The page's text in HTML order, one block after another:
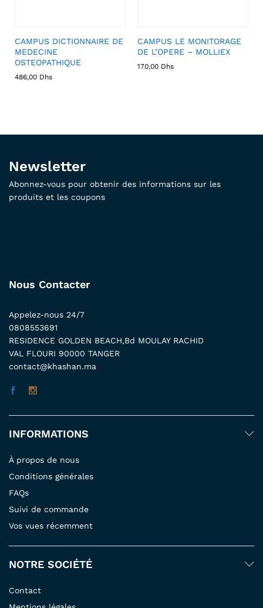
CAMPUS DICTIONNAIRE DE
MEDECINE
OSTEOPATHIQUE
486,00 Dhs
CAMPUS LE MONITORAGE
DE L’OPERE – MOLLIEX
170,00 Dhs
Newsletter
Abonnez-vous pour obtenir des informations sur les
produits et les coupons
Nous Contacter
Appelez-nous 24/7
0808553691
RESIDENCE GOLDEN BEACH,Bd MOULAY RACHID
VAL FLOURI 90000 TANGER
contact@khashan.ma
INFORMATIONS
À propos de nous
Conditions générales
FAQs
Suivi de commande
Vos vues récemment
NOTRE SOCIÉTÉ
Contact